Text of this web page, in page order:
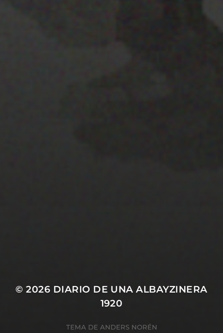
GRAVITE FESTIVAL 2020
© 2026 DIARIO DE UNA ALBAYZINERA
1920
TEMA DE ANDERS NORÉN